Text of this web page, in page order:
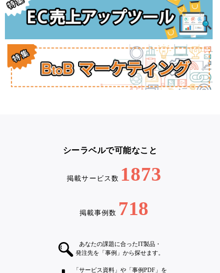
シーラベルで可能なこと
掲載サービス数 1873
掲載事例数 718
あなたの課題に合ったIT製品・
発注先を「事例」から探せます。
「サービス資料」や「事例PDF」を